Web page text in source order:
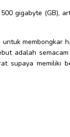
gigabyte (GB),
membongkar
adalah
supaya memiliki